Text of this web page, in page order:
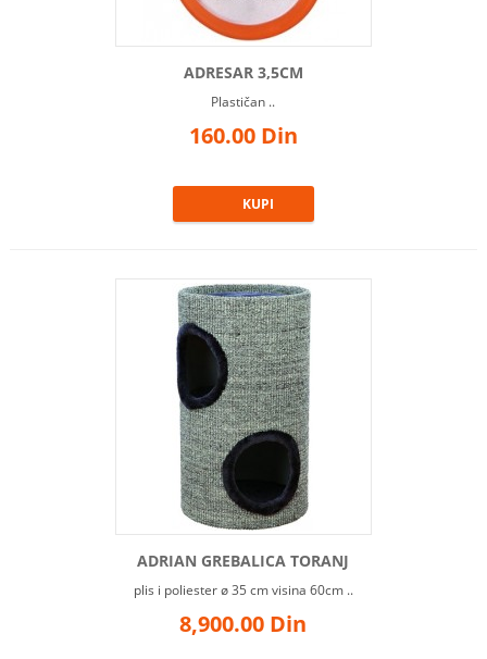
ADRESAR 3,5CM
Plastičan ..
160.00 Din
ADRIAN GREBALICA TORANJ
plis i poliester ø 35 cm visina 60cm ..
8,900.00 Din